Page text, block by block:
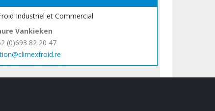
Industriel et Commercial
Vankieken
(0)693 82 20 47